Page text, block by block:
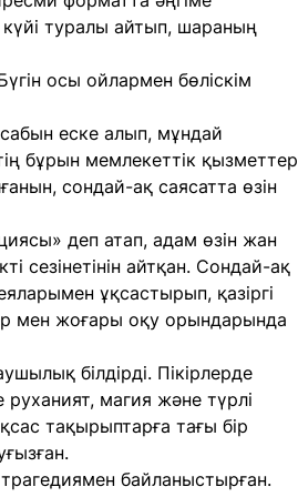
туралы айтып, шараның
осы ойлармен бөліскім
еске алып, мұндай
бұрын мемлекеттік қызметтер
сондай-ақ саясатта өзін
деп атап, адам өзін жан
сезінетінін айтқан. Сондай-ақ
ұқсастырып, қазіргі
мен жоғары оқу орындарында
білдірді. Пікірлерде
магия және түрлі
тақырыптарға тағы бір
байланыстырған.